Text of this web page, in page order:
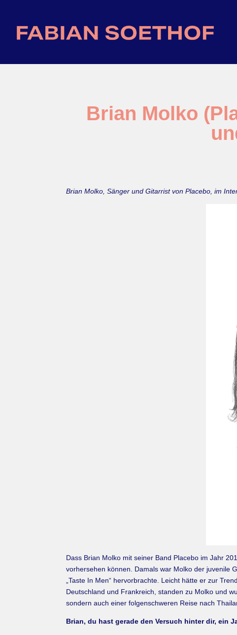
Brian Molko
Brian Molko, Sänger und Gitarrist von Placebo, im
Dass Brian Molko mit seiner Band Placebo im Jahr
vorhersehen können. Damals war Molko der juvenile
„Taste In Men“ hervorbrachte. Leicht hätte er zur
Deutschland und Frankreich, standen zu Molko und
sondern auch einer folgenschweren Reise nach
Brian, du hast gerade den Versuch hinter dir, ein